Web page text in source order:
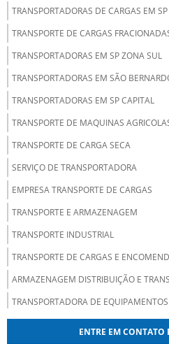
TRANSPORTADORAS DE CARGAS EM SP
TRANSPORTE DE CARGAS
TRANSPORTADORAS EM SP ZONA SUL
TRANSPORTADORAS EM SÃO
TRANSPORTADORAS EM SP CAPITAL
TRANSPORTE DE MAQUINAS
TRANSPORTE DE CARGA SECA
SERVIÇO DE TRANSPORTADORA
EMPRESA TRANSPORTE DE CARGAS
TRANSPORTE E ARMAZENAGEM
TRANSPORTE INDUSTRIAL
TRANSPORTE DE CARGAS E
ARMAZENAGEM DISTRIBUIÇÃO E
TRANSPORTADORA DE EQUIPAMENTOS
ENTRE EM CONTATO